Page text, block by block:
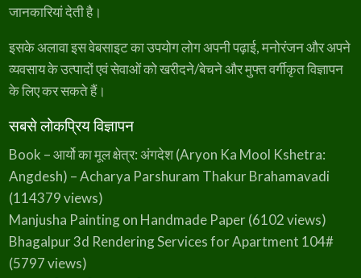
जानकारियां देती है।
इसके अलावा इस वेबसाइट का उपयोग लोग अपनी पढ़ाई, मनोरंजन और अपने
व्यवसाय के उत्पादों एवं सेवाओं को खरीदने/बेचने और मुफ्त वर्गीकृत विज्ञापन
के लिए कर सकते हैं।
सबसे लोकप्रिय विज्ञापन
Book – आर्यो का मूल क्षेत्र: अंगदेश (Aryon Ka Mool Kshetra:
Angdesh) – Acharya Parshuram Thakur Brahamavadi
(114379 views)
Manjusha Painting on Handmade Paper(6102 views)
Bhagalpur 3d Rendering Services for Apartment 104#
(5797 views)